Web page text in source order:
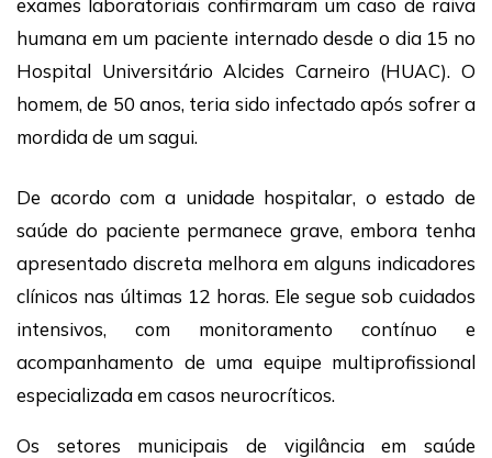
exames laboratoriais confirmaram um caso de raiva
humana em um paciente internado desde o dia 15 no
Hospital Universitário Alcides Carneiro (HUAC). O
homem, de 50 anos, teria sido infectado após sofrer a
mordida de um sagui.
De acordo com a unidade hospitalar, o estado de
saúde do paciente permanece grave, embora tenha
apresentado discreta melhora em alguns indicadores
clínicos nas últimas 12 horas. Ele segue sob cuidados
intensivos, com monitoramento contínuo e
acompanhamento de uma equipe multiprofissional
especializada em casos neurocríticos.
Os setores municipais de vigilância em saúde